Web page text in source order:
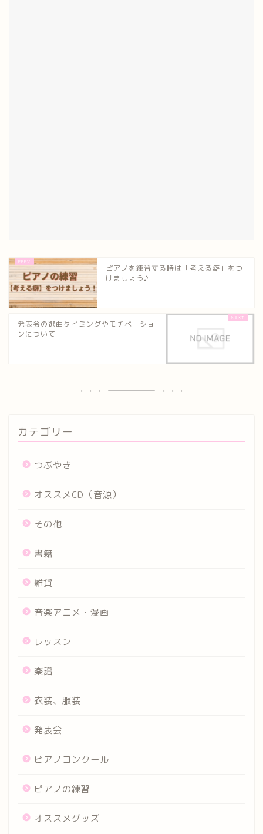
ピアノを練習する時は「考える癖」をつ
けましょう♪
発表会の選曲タイミングやモチベーショ
ンについて
カテゴリー
つぶやき
オススメCD（音源）
その他
書籍
雑貨
音楽アニメ・漫画
レッスン
楽譜
衣装、服装
発表会
ピアノコンクール
ピアノの練習
オススメグッズ